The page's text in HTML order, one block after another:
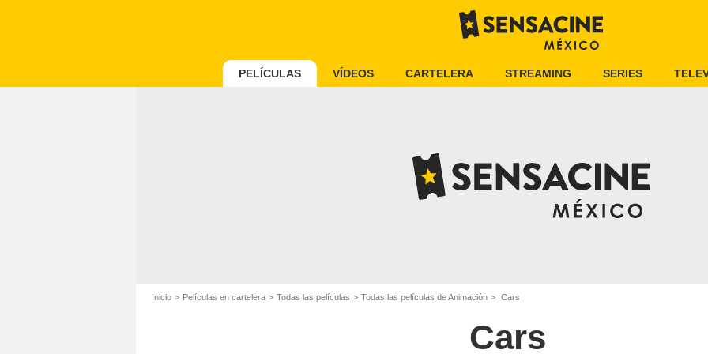
PELÍCULAS VÍDEOS CARTELERA STREAMING SERIES
Inicio Películas en cartelera Todas las películas Todas las películas de Animación Cars
Cars